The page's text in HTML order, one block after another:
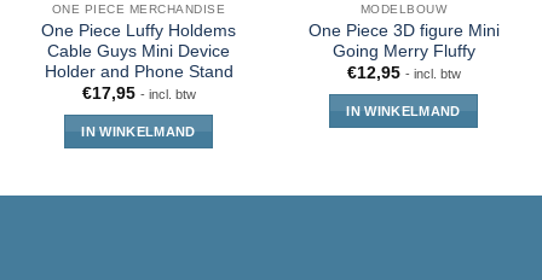
ONE PIECE MERCHANDISE
One Piece Luffy Holdems
Cable Guys Mini Device
Holder and Phone Stand
€17,95 - incl. btw
IN WINKELMAND
MODELBOUW
One Piece 3D figure Mini
Going Merry Fluffy
€12,95 - incl. btw
IN WINKELMAND